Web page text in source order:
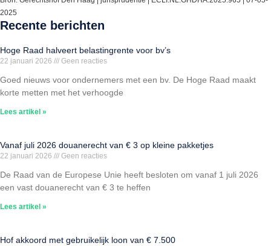
2025
Recente berichten
Hoge Raad halveert belastingrente voor bv’s
22 januari 2026 Geen reacties
Goed nieuws voor ondernemers met een bv. De Hoge Raad maakt
korte metten met het verhoogde
Lees artikel »
Vanaf juli 2026 douanerecht van € 3 op kleine pakketjes
22 januari 2026 Geen reacties
De Raad van de Europese Unie heeft besloten om vanaf 1 juli 2026
een vast douanerecht van € 3 te heffen
Lees artikel »
Hof akkoord met gebruikelijk loon van € 7.500